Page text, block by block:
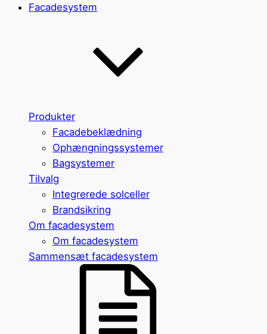
Facadesystem
Produkter
Facadebeklædning
Ophængningssystemer
Bagsystemer
Tilvalg
Integrerede solceller
Brandsikring
Om facadesystem
Om facadesystem
Sammensæt facadesystem